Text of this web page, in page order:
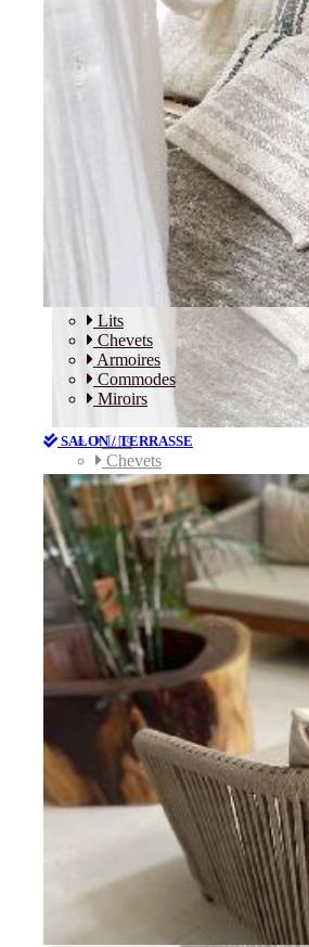
Lits
Chevets
Armoires
Commodes
Miroirs
SALON / TERRASSE
Lits
Chevets
Armoires
Commodes
Miroirs
SALON / TERRASSE